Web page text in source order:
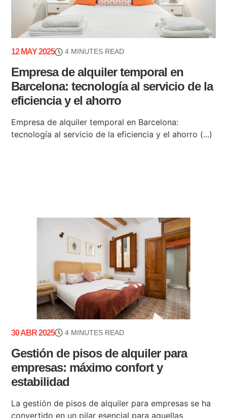
12 MAY 2025 4 MINUTES READ
Empresa de alquiler temporal en
Barcelona: tecnología al servicio de la
eficiencia y el ahorro
Empresa de alquiler temporal en Barcelona:
tecnología al servicio de la eficiencia y el ahorro (...)
30 ABR 2025 4 MINUTES READ
Gestión de pisos de alquiler para
empresas: máximo confort y
estabilidad
La gestión de pisos de alquiler para empresas se ha
convertido en un pilar esencial para aquellas